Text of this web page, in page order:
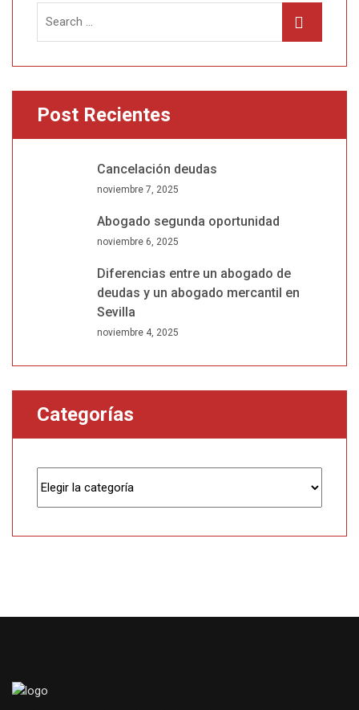
Search
Post Recientes
Cancelación deudas
noviembre 7, 2025
Abogado segunda oportunidad
noviembre 6, 2025
Diferencias entre un abogado de
deudas y un abogado mercantil en
Sevilla
noviembre 4, 2025
Categorías
Categorías